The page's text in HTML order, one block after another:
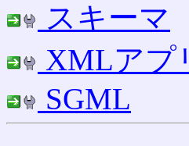
スキーマ
XMLアプ
SGML